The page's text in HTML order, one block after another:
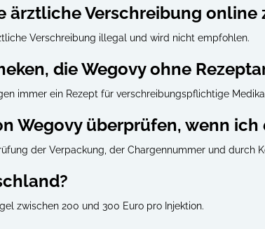
ärztliche Verschreibung online
Verschreibung illegal und wird nicht empfohlen.
die Wegovy ohne
immer ein Rezept für verschreibungspflichtige
Wegovy überprüfen, wenn ich
der Verpackung, der Chargennummer und durch
zwischen 200 und 300 Euro pro Injektion.